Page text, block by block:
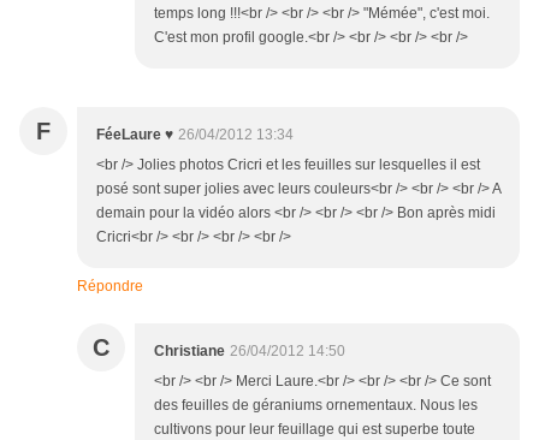
temps long !!!<br /> <br /> <br /> "Mémée", c'est moi.
C'est mon profil google.<br /> <br /> <br /> <br />
F FéeLaure ♥ 26/04/2012 13:34
<br /> Jolies photos Cricri et les feuilles sur lesquelles il est
posé sont super jolies avec leurs couleurs<br /> <br /> <br /> A
demain pour la vidéo alors <br /> <br /> <br /> Bon après midi
Cricri<br /> <br /> <br /> <br />
Répondre
C Christiane 26/04/2012 14:50
<br /> <br /> Merci Laure.<br /> <br /> <br /> Ce sont
des feuilles de géraniums ornementaux. Nous les
cultivons pour leur feuillage qui est superbe toute